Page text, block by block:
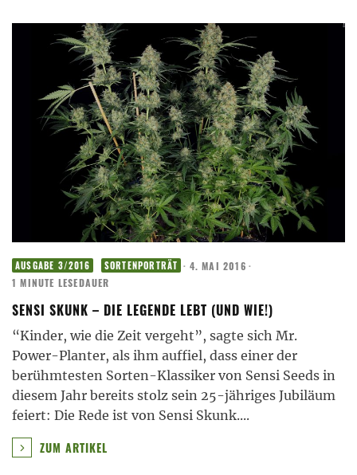
AUSGABE 3/2016 SORTENPORTRÄT · 4. MAI 2016 ·
1 MINUTE LESEDAUER
SENSI SKUNK – DIE LEGENDE LEBT (UND WIE!)
“Kinder, wie die Zeit vergeht”, sagte sich Mr.
Power-Planter, als ihm auffiel, dass einer der
berühmtesten Sorten-Klassiker von Sensi Seeds in
diesem Jahr bereits stolz sein 25-jähriges Jubiläum
feiert: Die Rede ist von Sensi Skunk....
ZUM ARTIKEL